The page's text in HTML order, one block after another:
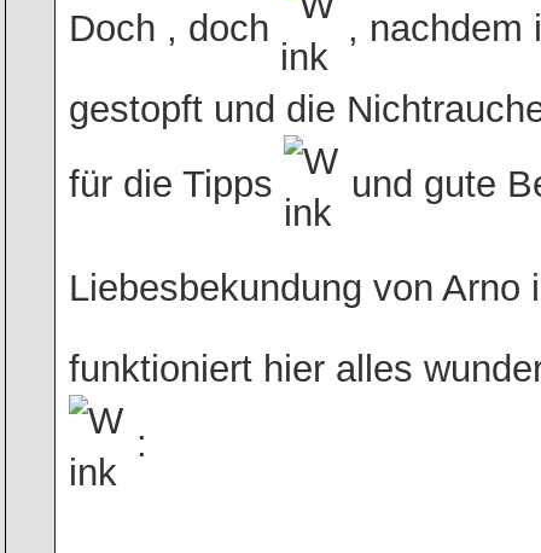
Doch , doch
, nachdem
gestopft und die
für die Tipps
und gute
Liebesbekundung von
funktioniert hier alles
: